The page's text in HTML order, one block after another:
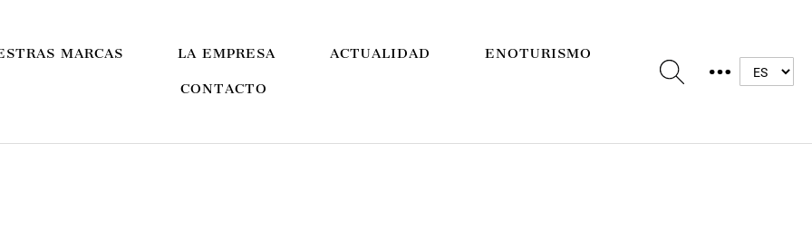
MARCAS LA EMPRESA ACTUALIDAD ENOTURISMO
CONTACTO